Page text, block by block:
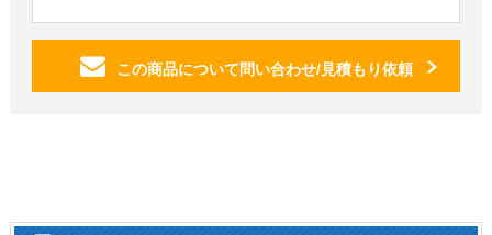
この商品について問い合わせ/見積もり依頼